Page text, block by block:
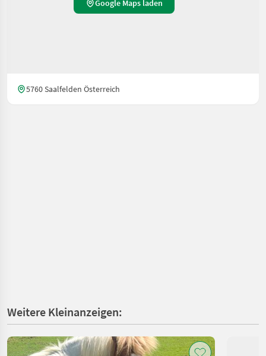
Google Maps laden
5760 Saalfelden Österreich
Weitere Kleinanzeigen: